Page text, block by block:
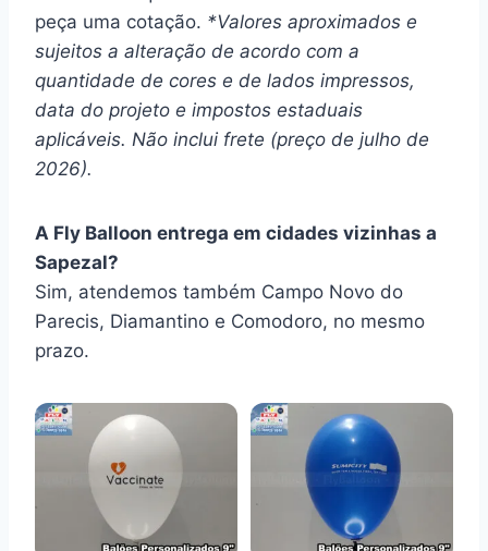
peça uma cotação. *Valores aproximados e
sujeitos a alteração de acordo com a
quantidade de cores e de lados impressos,
data do projeto e impostos estaduais
aplicáveis. Não inclui frete (preço de julho de
2026).
A Fly Balloon entrega em cidades vizinhas a
Sapezal?
Sim, atendemos também Campo Novo do
Parecis, Diamantino e Comodoro, no mesmo
prazo.